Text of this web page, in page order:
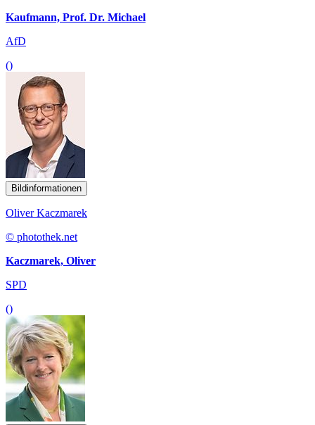
Kaufmann, Prof. Dr. Michael
AfD
()
Bildinformationen
Oliver Kaczmarek
© photothek.net
Kaczmarek, Oliver
SPD
()